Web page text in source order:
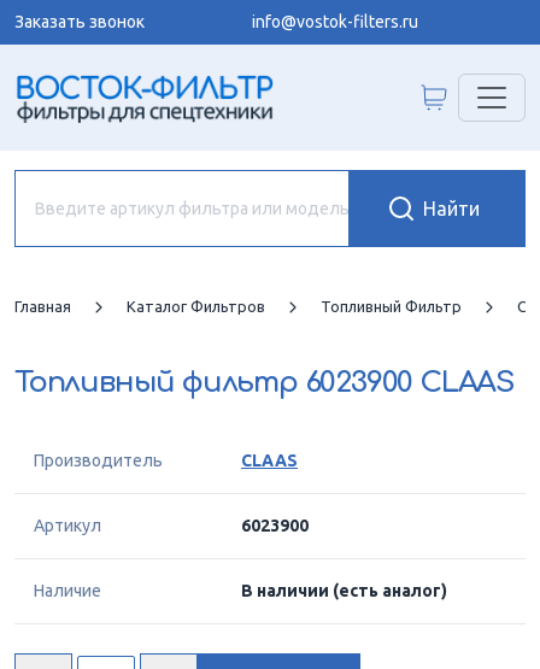
Заказать звонок info@vostok-filters.ru
Главная Каталог Фильтров Топливный Фильтр
Топливный фильтр 6023900 CLAAS
Производитель CLAAS
Артикул 6023900
Наличие В наличии (есть аналог)